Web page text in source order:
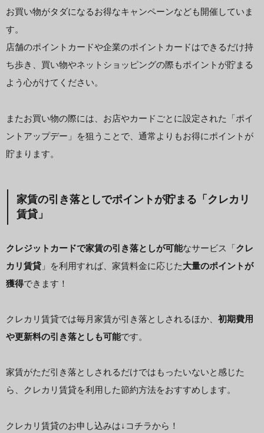
お買い物がタダになるお得なキャンペーンなども開催していま
す。
店舗のポイントカードや企業のポイントカードはできるだけ持
ち歩き、買い物やネットショッピングの際もポイントが貯まる
よう心がけてください。
またお買い物の際には、お店やカードごとに設定された「ポイ
ントアップデー」を狙うことで、通常よりもお得にポイントが
貯まります。
家賃の引き落としでポイントが貯まる「クレカリ
賃貸」
クレジットカードで家賃の引き落としが可能なサービス「クレ
カリ賃貸 」を利用すれば、家賃料金に応じた大量のポイントが
獲得できます！
クレカリ賃貸では毎月家賃が引き落としされるほか、 初期費用
や更新料の引き落としも可能です。
家賃がただ引き落としされるだけではもったいないと感じた
ら、クレカリ賃貸を利用した節約方法をおすすめします。
クレカリ賃貸のお申し込みは↓コチラから！